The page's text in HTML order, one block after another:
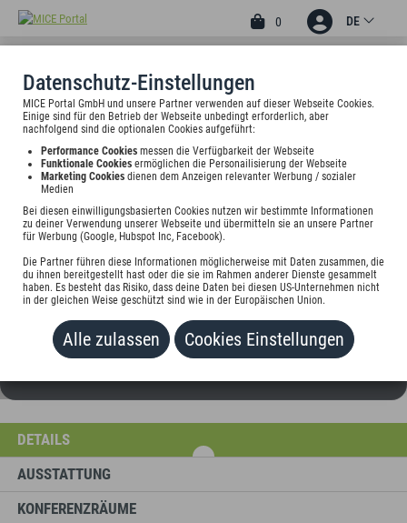
Datenschutz-Einstellungen
MICE Portal GmbH und unsere Partner verwenden auf dieser Webseite Cookies.
Einige sind für den Betrieb der Webseite unbedingt erforderlich, aber
nachfolgend sind die optionalen Cookies aufgeführt:
Performance Cookies messen die Verfügbarkeit der Webseite
Funktionale Cookies ermöglichen die Personailisierung der Webseite
Marketing Cookies dienen dem Anzeigen relevanter Werbung / sozialer
Medien
Bei diesen einwilligungsbasierten Cookies nutzen wir bestimmte Informationen
zu deiner Verwendung unserer Webseite und übermitteln sie an unsere Partner
für Werbung (Google, Hubspot Inc, Facebook).
Die Partner führen diese Informationen möglicherweise mit Daten zusammen, die
du ihnen bereitgestellt hast oder die sie im Rahmen anderer Dienste gesammelt
haben. Es besteht das Risiko, dass deine Daten bei diesen US-Unternehmen nicht
in der gleichen Weise geschützt sind wie in der Europäischen Union.
Alle zulassen Cookies Einstellungen
0 DE
AMEDIA EXPRESS PASSAU,
A TRADEMARK
COLLECTION BY WYNDHAM
Neuburgerstr.128, 94036 Passau, Deutschland
Preis auf Anfrage
HINZUFÜGEN
DETAILS
AUSSTATTUNG
KONFERENZRÄUME